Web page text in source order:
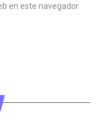
en este navegador